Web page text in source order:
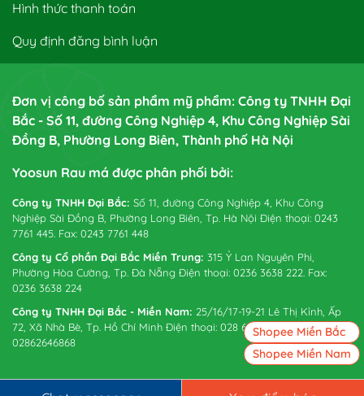
Hình thức thanh toán
Quy định đăng bình luận
Đơn vị công bố sản phẩm mỹ phẩm: Công ty TNHH Đại
Bắc - Số 11, đường Công Nghiệp 4, Khu Công Nghiệp Sài
Đồng B, Phường Long Biên, Thành phố Hà Nội
Yoosun Rau má được phân phối bởi:
Công ty TNHH Đại Bắc: Số 11, đường Công Nghiệp 4, Khu Công
Nghiệp Sài Đồng B, Phường Long Biên, Tp. Hà Nội Điện thoại: 0243
7761 445. Fax: 0243 7761 448
Công ty Cổ phần Đại Bắc Miền Trung: 315 Ỷ Lan Nguyên Phi,
Phường Hòa Cường, Tp. Đà Nẵng Điện thoại: 0236 3638 222. Fax:
0236 3638 224
Công ty TNHH Đại Bắc - Miền Nam: 25/16/17-19-21 Lê Thị Kỉnh, Ấp
72, Xã Nhà Bè, Tp. Hồ Chí Minh Điện thoại: 028 6265 0738. Fax:
02862646868
Shopee Miền Bắc
Shopee Miền Nam